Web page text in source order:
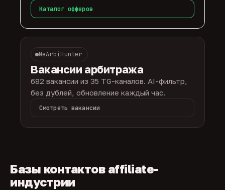
Каталог офферов
NeArbiHunter
Вакансии арбитража
682 вакансии из 35 TG-каналов. AI-фильтр,
без дублей, обновление каждый час.
Смотреть вакансии
Базы контактов affiliate-
индустрии